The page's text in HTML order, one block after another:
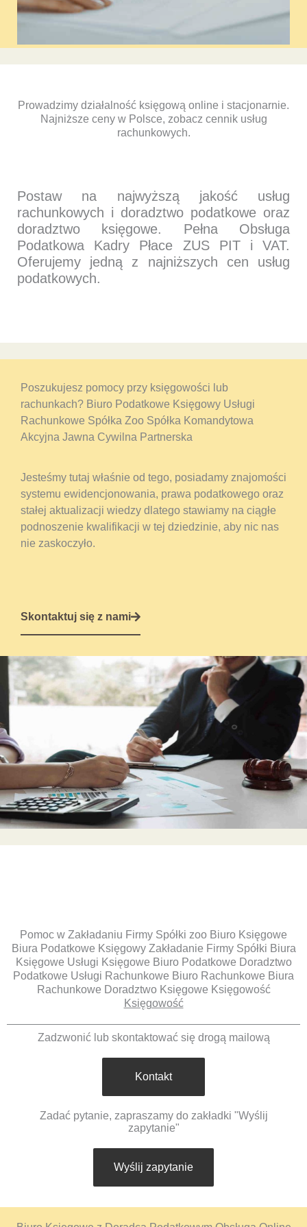
Prowadzimy działalność księgową online i stacjonarnie.
Najniższe ceny w Polsce, zobacz cennik usług
rachunkowych.
Postaw na najwyższą jakość usług
rachunkowych i doradztwo podatkowe oraz
doradztwo księgowe. Pełna Obsługa
Podatkowa Kadry Płace ZUS PIT i VAT.
Oferujemy jedną z najniższych cen usług
podatkowych.
Poszukujesz pomocy przy księgowości lub
rachunkach? Biuro Podatkowe Księgowy Usługi
Rachunkowe Spółka Zoo Spółka Komandytowa
Akcyjna Jawna Cywilna Partnerska
Jesteśmy tutaj właśnie od tego, posiadamy znajomości
systemu ewidencjonowania, prawa podatkowego oraz
stałej aktualizacji wiedzy dlatego stawiamy na ciągłe
podnoszenie kwalifikacji w tej dziedzinie, aby nic nas
nie zaskoczyło.
Skontaktuj się z nami
Pomoc w Zakładaniu Firmy Spółki zoo Biuro Księgowe
Biura Podatkowe Księgowy Zakładanie Firmy Spółki Biura
Księgowe Usługi Księgowe Biuro Podatkowe Doradztwo
Podatkowe Usługi Rachunkowe Biuro Rachunkowe Biura
Rachunkowe Doradztwo Księgowe Księgowość
Księgowość
Zadzwonić lub skontaktować się drogą mailową
Kontakt
Zadać pytanie, zapraszamy do zakładki "Wyślij
zapytanie"
Wyślij zapytanie